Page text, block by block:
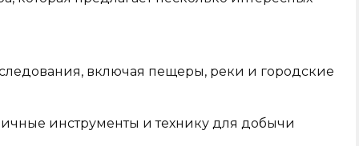
включая пещеры, реки и городские
инструменты и технику для добычи